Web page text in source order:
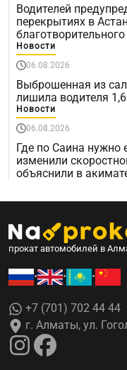
Водителей
перекрытиях в
благотворительного
Новости
06.08.2026
Выброшенная из
лишила водителя
Новости
06.08.2026
Где по Саина нужно
изменили
объяснили в
прокат автомобилей в
• • •
+7 (701) 702 44 44
г. Алматы, ул.